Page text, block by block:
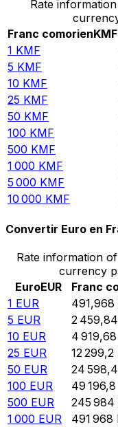
Rate
Franc comorienKMF
1 KMF
5 KMF
10 KMF
25 KMF
50 KMF
100 KMF
500 KMF
1 000 KMF
5 000 KMF
10 000 KMF
Convertir Euro en
Rate information
currency
EuroEUR Franc
1 EUR 491,968
5 EUR 2 459,84
10 EUR 4 919,68
25 EUR 12 299,2
50 EUR 24 598,4
100 EUR 49 196,8
500 EUR 245 984
1 000 EUR 491 968